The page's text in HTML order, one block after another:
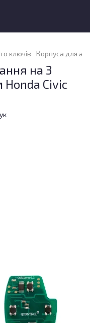
ключів Корпуса для
на 3
Civic